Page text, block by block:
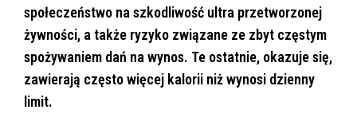
społeczeństwo na szkodliwość ultra przetworzonej
żywności, a także ryzyko związane ze zbyt częstym
spożywaniem dań na wynos. Te ostatnie, okazuje się,
zawierają często więcej kalorii niż wynosi dzienny
limit.